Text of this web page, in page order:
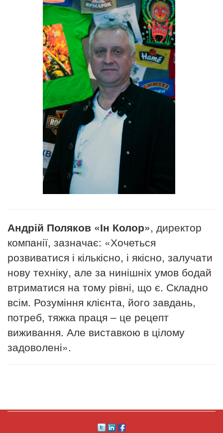
Андрій Поляков «Ін Колор», директор
компанії, зазначає: «Хочеться
розвиватися і кількісно, і якісно, залучати
нову техніку, але за нинішніх умов бодай
втриматися на тому рівні, що є. Складно
всім. Розуміння клієнта, його завдань,
потреб, тяжка праця – це рецепт
виживання. Але виставкою в цілому
задоволені».